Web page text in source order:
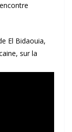
El Bidaouia,
sur la